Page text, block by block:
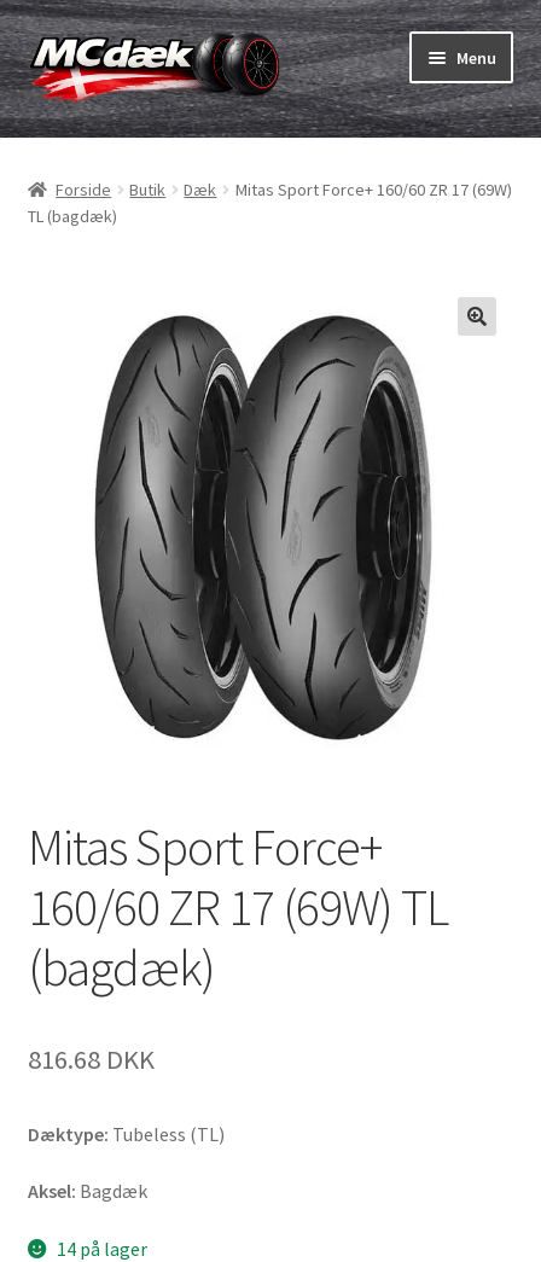
Spring
til
navigation
Spring
til
indhold
Menu
Dæk
Udfold
Slanger & fælgband
Udfold
Udfold
MC dæk test
Kontakt os
Forside Butik Dæk
Mitas Sport Force+ 160/60 ZR 17 (69W)
TL (bagdæk)
Mitas Sport Force+
160/60 ZR 17 (69W) TL
(bagdæk)
816.68 DKK
Dæktype: Tubeless (TL)
Aksel: Bagdæk
14 på lager